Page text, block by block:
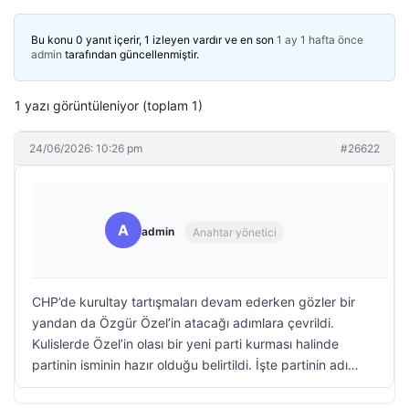
Bu konu 0 yanıt içerir, 1 izleyen vardır ve en son 1 ay 1 hafta önce
admin tarafından güncellenmiştir.
1 yazı görüntüleniyor (toplam 1)
24/06/2026: 10:26 pm #26622
A admin Anahtar yönetici
CHP’de kurultay tartışmaları devam ederken gözler bir
yandan da Özgür Özel’in atacağı adımlara çevrildi.
Kulislerde Özel’in olası bir yeni parti kurması halinde
partinin isminin hazır olduğu belirtildi. İşte partinin adı…